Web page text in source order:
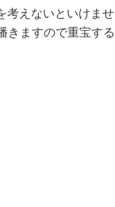
考えないといけませ
きますので重宝する